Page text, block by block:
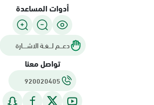
أدوات المساعدة
دعـــم لـــغـة الاشــــارة
تواصل معنا
920020405